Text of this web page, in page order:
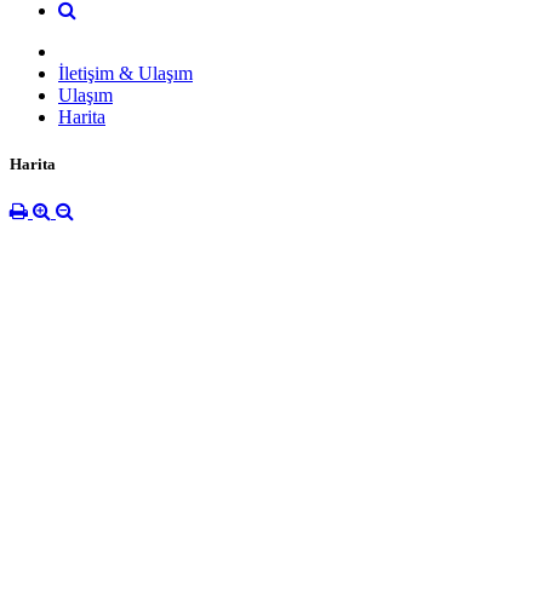
İletişim & Ulaşım
Ulaşım
Harita
Harita